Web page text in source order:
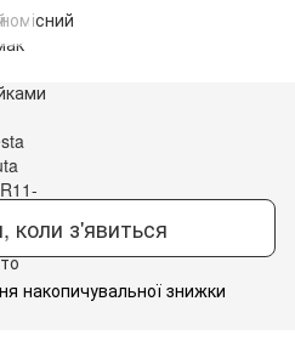
коли з'явиться
накопичувальної знижки